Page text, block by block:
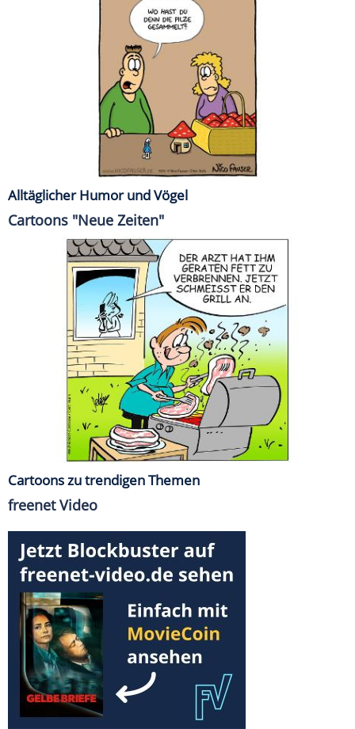
Alltäglicher Humor und Vögel
Cartoons "Neue Zeiten"
Cartoons zu trendigen Themen
freenet Video